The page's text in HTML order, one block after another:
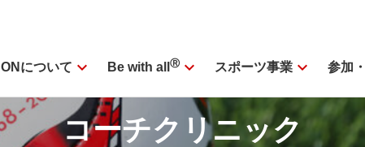
について expand_more Be with all Ⓡ expand_more スポーツ事業 expand_more 参加
コーチクリニック